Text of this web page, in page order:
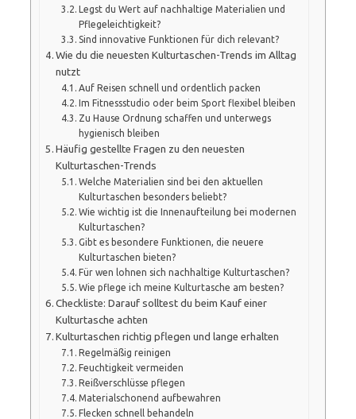
Legst du Wert auf nachhaltige Materialien und
Pflegeleichtigkeit?
Sind innovative Funktionen für dich relevant?
Wie du die neuesten Kulturtaschen-Trends im Alltag
nutzt
Auf Reisen schnell und ordentlich packen
Im Fitnessstudio oder beim Sport flexibel bleiben
Zu Hause Ordnung schaffen und unterwegs
hygienisch bleiben
Häufig gestellte Fragen zu den neuesten
Kulturtaschen-Trends
Welche Materialien sind bei den aktuellen
Kulturtaschen besonders beliebt?
Wie wichtig ist die Innenaufteilung bei modernen
Kulturtaschen?
Gibt es besondere Funktionen, die neuere
Kulturtaschen bieten?
Für wen lohnen sich nachhaltige Kulturtaschen?
Wie pflege ich meine Kulturtasche am besten?
Checkliste: Darauf solltest du beim Kauf einer
Kulturtasche achten
Kulturtaschen richtig pflegen und lange erhalten
Regelmäßig reinigen
Feuchtigkeit vermeiden
Reißverschlüsse pflegen
Materialschonend aufbewahren
Flecken schnell behandeln